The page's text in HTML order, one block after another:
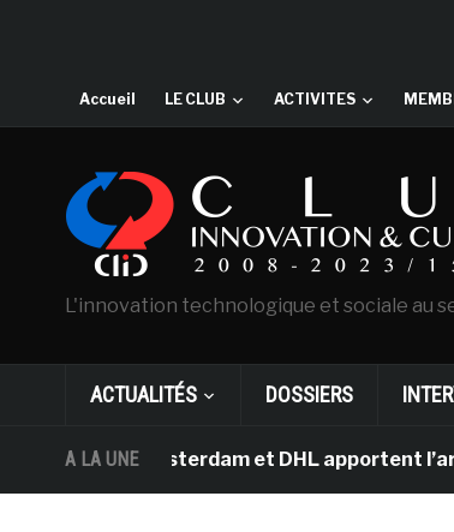
Accueil LE CLUB ACTIVITES
L'innovation technologique et sociale au
ACTUALITÉS DOSSIERS
A LA UNE
Gogh d’Amsterdam et DHL apportent l’art